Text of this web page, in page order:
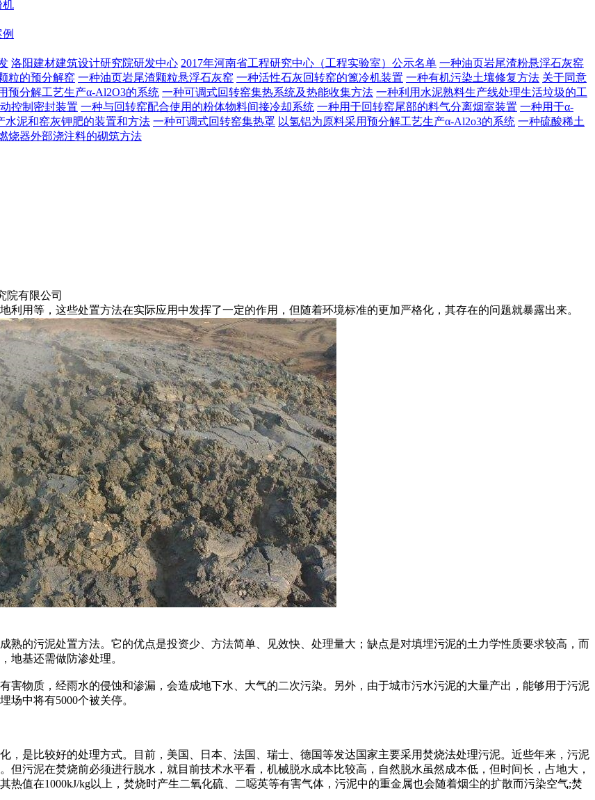
机
洛阳建材建筑设计研究院研发中心 2017年河南省工程研究中心（工程实验室）公示名单 一种油页岩尾渣粉悬浮石灰窑
粒的预分解窑 一种油页岩尾渣颗粒悬浮石灰窑 一种活性石灰回转窑的篦冷机装置 一种有机污染土壤修复方法 关于同意
预分解工艺生产α-Al2O3的系统 一种可调式回转窑集热系统及热能收集方法 一种利用水泥熟料生产线处理生活垃圾的工
控制密封装置 一种与回转窑配合使用的粉体物料间接冷却系统 一种用于回转窑尾部的料气分离烟室装置 一种用于α-
水泥和窑灰钾肥的装置和方法 一种可调式回转窑集热罩 以氢铝为原料采用预分解工艺生产α-Al2o3的系统 一种硫酸稀土
烧器外部浇注料的砌筑方法
院有限公司
等，这些处置方法在实际应用中发挥了一定的作用，但随着环境标准的更加严格化，其存在的问题就暴露出来。
的污泥处置方法。它的优点是投资少、方法简单、见效快、处理量大；缺点是对填埋污泥的土力学性质要求较高，而
地基还需做防渗处理。
物质，经雨水的侵蚀和渗漏，会造成地下水、大气的二次污染。另外，由于城市污水污泥的大量产出，能够用于污泥
场中将有5000个被关停。
是比较好的处理方式。目前，美国、日本、法国、瑞士、德国等发达国家主要采用焚烧法处理污泥。近些年来，污泥
污泥在焚烧前必须进行脱水，就目前技术水平看，机械脱水成本比较高，自然脱水虽然成本低，但时间长，占地大，
值在1000kJ/kg以上，焚烧时产生二氧化硫、二噁英等有害气体，污泥中的重金属也会随着烟尘的扩散而污染空气;焚